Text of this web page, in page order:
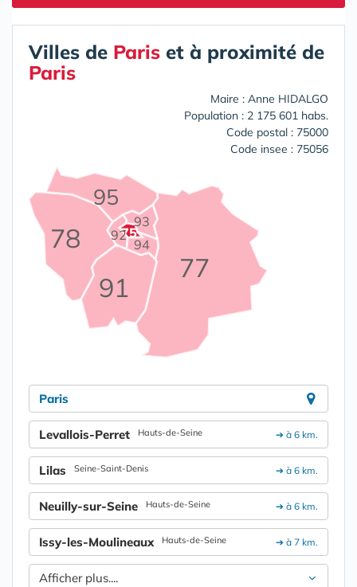
Villes de Paris et à proximité de
Paris
Maire : Anne HIDALGO
Population : 2 175 601 habs.
Code postal : 75000
Code insee : 75056
75
77
78
91
92
93
94
95
Paris
➔ à 6 km.
Levallois-Perret Hauts-de-Seine
➔ à 6 km.
Lilas Seine-Saint-Denis
➔ à 6 km.
Neuilly-sur-Seine Hauts-de-Seine
➔ à 7 km.
Issy-les-Moulineaux Hauts-de-Seine
Afficher plus....